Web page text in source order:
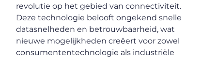
revolutie op het gebied van connectiviteit.
Deze technologie belooft ongekend snelle
datasnelheden en betrouwbaarheid, wat
nieuwe mogelijkheden creëert voor zowel
consumententechnologie als industriële